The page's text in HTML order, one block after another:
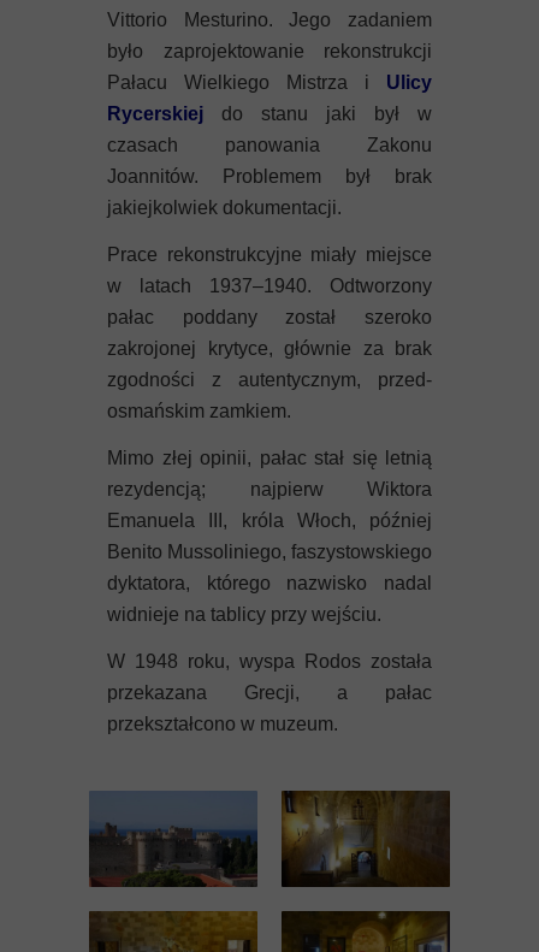
Vittorio Mesturino. Jego zadaniem
było zaprojektowanie rekonstrukcji
Pałacu Wielkiego Mistrza i Ulicy
Rycerskiej do stanu jaki był w
czasach panowania Zakonu
Joannitów. Problemem był brak
jakiejkolwiek dokumentacji.
Prace rekonstrukcyjne miały miejsce
w latach 1937–1940. Odtworzony
pałac poddany został szeroko
zakrojonej krytyce, głównie za brak
zgodności z autentycznym, przed-
osmańskim zamkiem.
Mimo złej opinii, pałac stał się letnią
rezydencją; najpierw Wiktora
Emanuela III, króla Włoch, później
Benito Mussoliniego, faszystowskiego
dyktatora, którego nazwisko nadal
widnieje na tablicy przy wejściu.
W 1948 roku, wyspa Rodos została
przekazana Grecji, a pałac
przekształcono w muzeum.